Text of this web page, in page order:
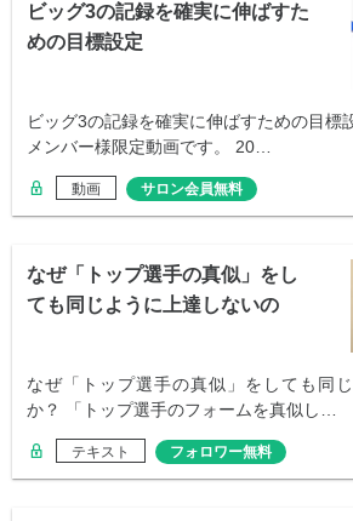
ビッグ3の記録を確実に伸ばすた
めの目標設定
ビッグ3の記録を確実に伸ばすための目標
メンバー様限定動画です。 20…
動画 サロン会員無料
なぜ「トップ選手の真似」をし
ても同じように上達しないの
なぜ「トップ選手の真似」をしても同
か？ 「トップ選手のフォームを真似し…
テキスト フォロワー無料